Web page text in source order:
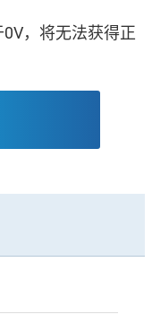
，将无法获得正